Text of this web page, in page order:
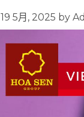
19 5月, 2025 by